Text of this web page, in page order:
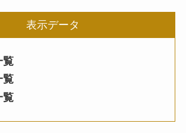
表示データ